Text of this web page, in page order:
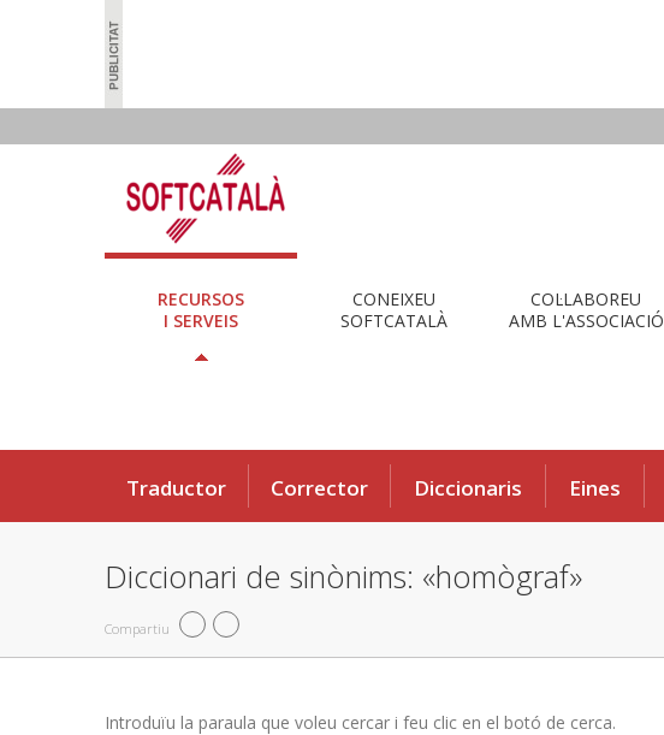
RECURSOS
I SERVEIS
CONEIXEU
SOFTCATALÀ
COL·LABOREU
AMB L'ASSOCIACIÓ
Traductor Corrector Diccionaris Eines
Diccionari de sinònims: «homògraf»
Compartiu
Introduïu la paraula que voleu cercar i feu clic en el botó de cerca.